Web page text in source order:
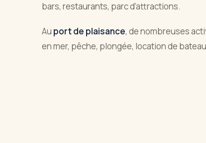
bars, restaurants, parc d’attractions.
Au port de plaisance, de nombreuses
en mer, pêche, plongée, location de